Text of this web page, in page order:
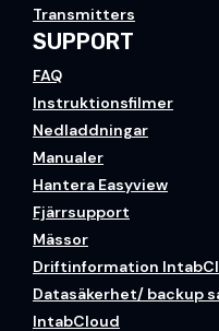
Transmitters
SUPPORT
FAQ
Instruktionsfilmer
Nedladdningar
Manualer
Hantera Easyview
Fjärrsupport
Mässor
Driftinformation
Datasäkerhet/ backup
IntabCloud